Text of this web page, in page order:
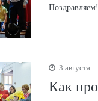
Поздравляем!
3 августа
Как